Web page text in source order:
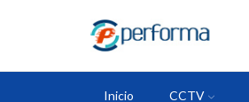
Inicio CCTV